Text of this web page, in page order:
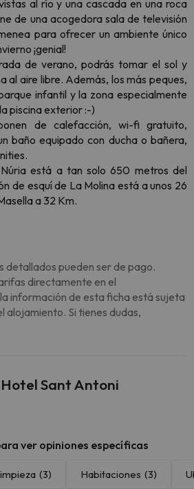
al río y una cascada en una roca
de una acogedora sala de televisión
para ofrecer un ambiente único
¡genial!
de verano, podrás tomar el sol y
al aire libre. Además, los más peques,
infantil y la zona especialmente
piscina exterior :-)
de calefacción, wi-fi gratuito,
baño equipado con ducha o bañera,
está a tan solo 650 metros del
de esquí de La Molina está a unos 26
a 32 Km.
detallados pueden ser de pago.
directamente en el
información de esta ficha está sujeta
alojamiento. Si tienes dudas,
Sant Antoni
ver opiniones específicas
(3) Habitaciones (3)